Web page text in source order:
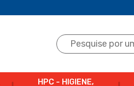
HPC - HIGIENE,